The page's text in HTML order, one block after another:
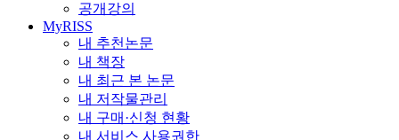
공개강의
MyRISS
내 추천논문
내 책장
내 최근 본 논문
내 저작물관리
내 구매·신청 현황
내 서비스 사용권한